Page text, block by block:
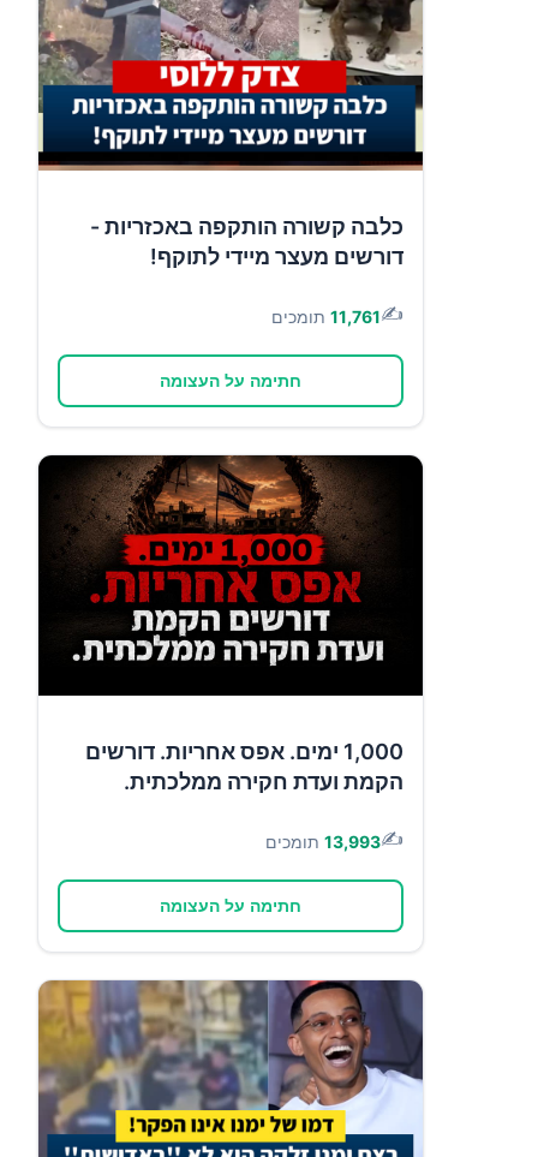
כלבה קשורה הותקפה באכזריות -
דורשים מעצר מיידי לתוקף!
✍️
11,761 תומכים
חתימה על העצומה
1,000 ימים. אפס אחריות. דורשים
הקמת ועדת חקירה ממלכתית.
✍️
13,993 תומכים
חתימה על העצומה